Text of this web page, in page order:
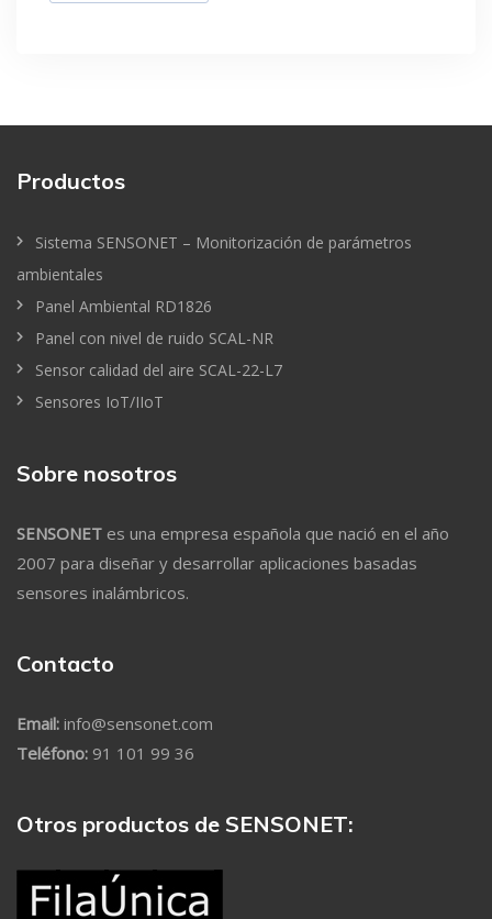
Productos
Sistema SENSONET – Monitorización de parámetros
ambientales
Panel Ambiental RD1826
Panel con nivel de ruido SCAL-NR
Sensor calidad del aire SCAL-22-L7
Sensores IoT/IIoT
Sobre nosotros
SENSONET es una empresa española que nació en el año
2007 para diseñar y desarrollar aplicaciones basadas
sensores inalámbricos.
Contacto
Email: info@sensonet.com
Teléfono: 91 101 99 36
Otros productos de SENSONET: